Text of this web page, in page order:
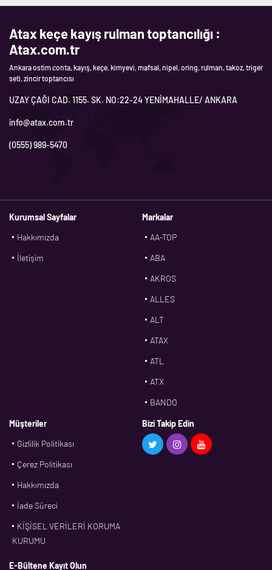
Atax keçe kayış rulman toptancılığı :
Atax.com.tr
Ankara ostim conta, kayış, keçe, kimyevi, mafsal, nipel, oring, rulman, takoz, triger
seti, zincir toptancısı
UZAY ÇAĞI CAD. 1155. SK. NO:22-24 YENİMAHALLE/ ANKARA
info@atax.com.tr
(0555) 989-5470
Kurumsal Sayfalar
Hakkımızda
İletişim
Markalar
AA-TOP
ABA
AKROS
ALLES
ALT
ATAX
ATL
ATX
BANDO
BMS
CDF
Müşteriler
Gizlilik Politikası
Çerez Politikası
Hakkımızda
İade Süreci
KİŞİSEL VERİLERİ KORUMA
KURUMU
Bizi Takip Edin
E-Bültene Kayıt Olun